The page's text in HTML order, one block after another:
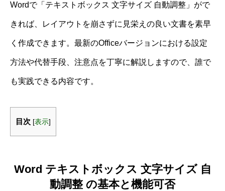
Wordで「テキストボックス 文字サイズ 自動調整」がで
きれば、レイアウトを崩さずに見栄えの良い文書を素早
く作成できます。最新のOfficeバージョンにおける設定
方法や代替手段、注意点を丁寧に解説しますので、誰で
も実践できる内容です。
目次 [表示]
Word テキストボックス 文字サイズ 自
動調整 の基本と機能可否